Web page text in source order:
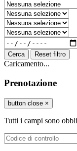
Cerca Reset filtro
Caricamento...
Prenotazione
button close ×
Tutti i campi sono